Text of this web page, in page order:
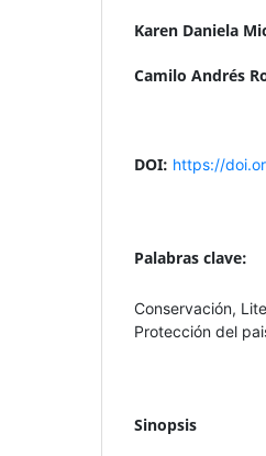
Karen Daniela
Camilo Andrés
DOI: https://
Palabras clave:
Conservación,
Protección del
Sinopsis